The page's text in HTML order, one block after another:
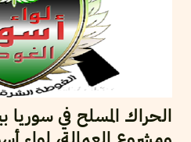
الحراك المسلح في سوريا